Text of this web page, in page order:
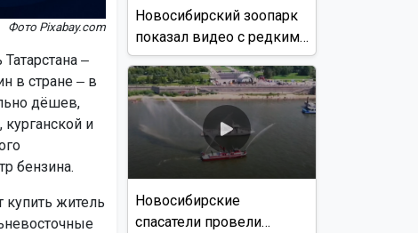
Фото Pixabay.com
‒
в стране ‒ в
дёшев,
и
бензина.
купить житель
Новосибирский зоопарк
показал видео с редким
виверровым котом
Новосибирские
спасатели провели